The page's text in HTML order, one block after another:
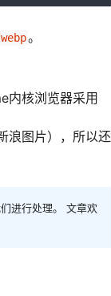
。
内核浏览器采用
浪图片），所以还
进行处理。 文章欢